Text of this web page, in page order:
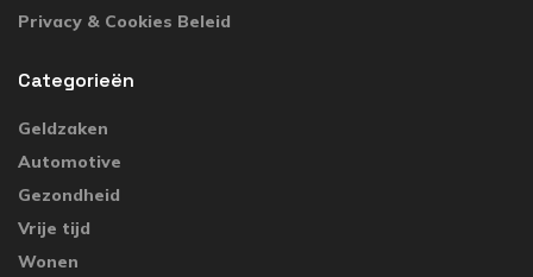
Privacy & Cookies Beleid
Categorieën
Geldzaken
Automotive
Gezondheid
Vrije tijd
Wonen